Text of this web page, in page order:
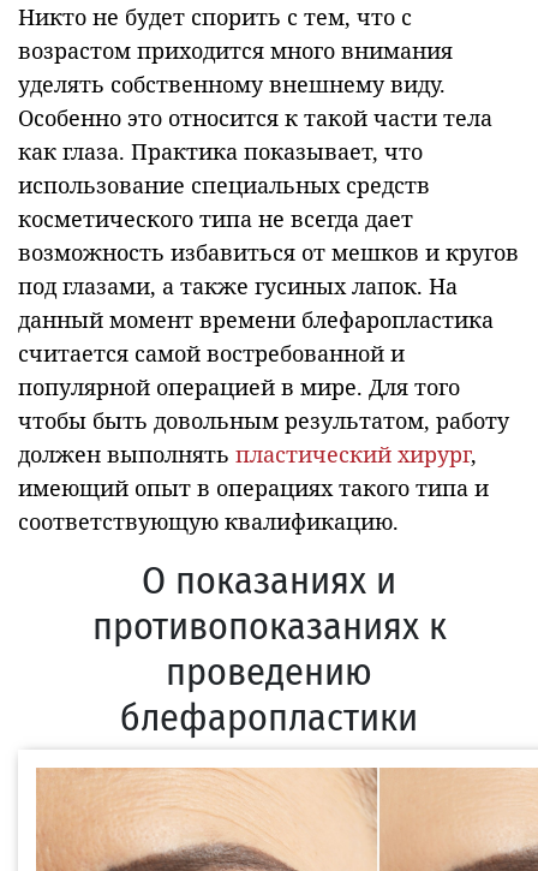
Никто не будет спорить с тем, что с
возрастом приходится много внимания
уделять собственному внешнему виду.
Особенно это относится к такой части тела
как глаза. Практика показывает, что
использование специальных средств
косметического типа не всегда дает
возможность избавиться от мешков и кругов
под глазами, а также гусиных лапок. На
данный момент времени блефаропластика
считается самой востребованной и
популярной операцией в мире. Для того
чтобы быть довольным результатом, работу
должен выполнять пластический хирург,
имеющий опыт в операциях такого типа и
соответствующую квалификацию.
О показаниях и
противопоказаниях к
проведению
блефаропластики